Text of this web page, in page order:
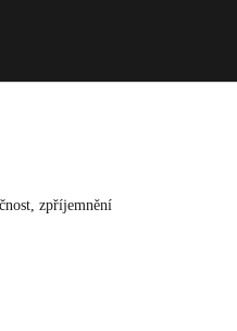
zpříjemnění